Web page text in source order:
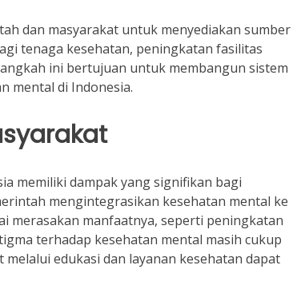
dan masyarakat untuk menyediakan sumber
tenaga kesehatan, peningkatan fasilitas
ini bertujuan untuk membangun sistem
mental di Indonesia.
memiliki dampak yang signifikan bagi
mengintegrasikan kesehatan mental ke
merasakan manfaatnya, seperti peningkatan
terhadap kesehatan mental masih cukup
edukasi dan layanan kesehatan dapat